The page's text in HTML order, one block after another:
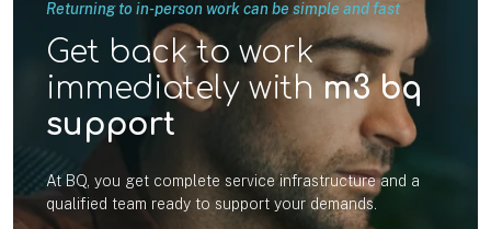
Returning to in-person work can be simple and fast
Get back to work
immediately withm3 bq
support
At BQ, you get complete service infrastructure and a
qualified team ready to support your demands.